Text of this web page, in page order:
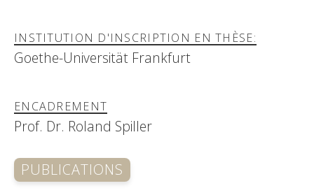
INSTITUTION D'INSCRIPTION EN THÈSE:
Goethe-Universität Frankfurt
ENCADREMENT
Prof. Dr. Roland Spiller
PUBLICATIONS